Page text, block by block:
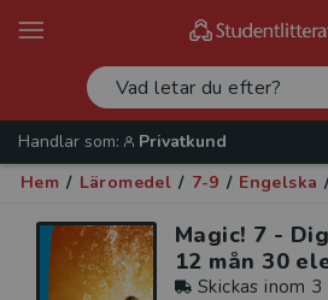
Handlar som:
Privatkund
Hem / Läromedel / 7-9 / Engelska
Magic! 7 -
12 mån 30
Skickas inom